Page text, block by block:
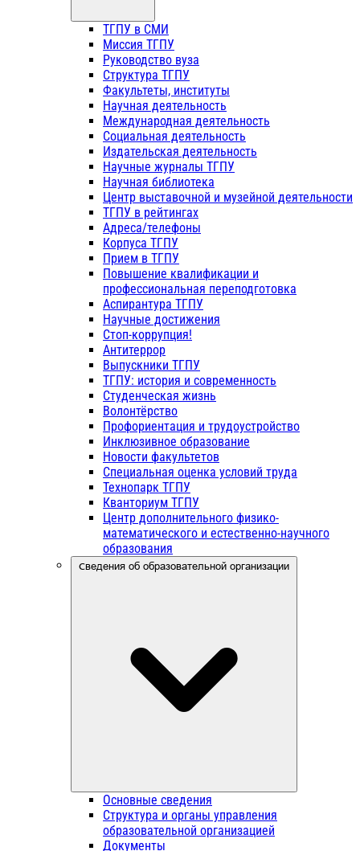
ТГПУ в СМИ
Миссия ТГПУ
Руководство вуза
Структура ТГПУ
Факультеты, институты
Научная деятельность
Международная деятельность
Социальная деятельность
Издательская деятельность
Научные журналы ТГПУ
Научная библиотека
Центр выставочной и музейной деятельности
ТГПУ в рейтингах
Адреса/телефоны
Корпуса ТГПУ
Прием в ТГПУ
Повышение квалификации и
профессиональная переподготовка
Аспирантура ТГПУ
Научные достижения
Стоп-коррупция!
Антитеррор
Выпускники ТГПУ
ТГПУ: история и современность
Студенческая жизнь
Волонтёрство
Профориентация и трудоустройство
Инклюзивное образование
Новости факультетов
Специальная оценка условий труда
Технопарк ТГПУ
Кванториум ТГПУ
Центр дополнительного физико-
математического и естественно-научного
образования
Сведения об образовательной организации
Основные сведения
Структура и органы управления
образовательной организацией
Документы